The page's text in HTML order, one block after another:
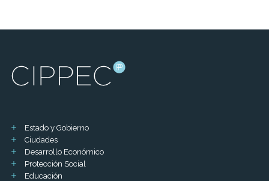
Estado y Gobierno
Ciudades
Desarrollo Económico
Protección Social
Educación